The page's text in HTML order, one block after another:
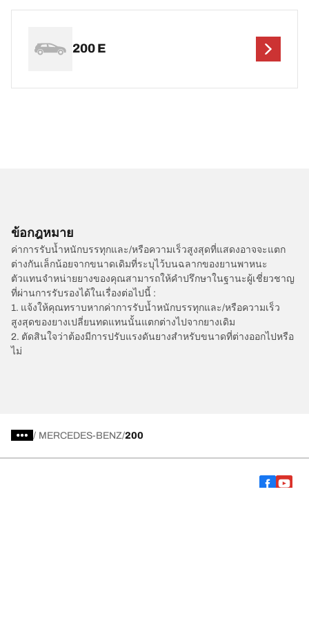
200 E
ข้อกฎหมาย
ค่าการรับน้ำหนักบรรทุกและ/หรือความเร็วสูงสุดที่แสดงอาจจะแตก
ต่างกันเล็กน้อยจากขนาดเดิมที่ระบุไว้บนฉลากของยานพาหนะ
ตัวแทนจำหน่ายยางของคุณสามารถให้คำปรึกษาในฐานะผู้เชี่ยวชาญ
ที่ผ่านการรับรองได้ในเรื่องต่อไปนี้ :
1. แจ้งให้คุณทราบหากค่าการรับน้ำหนักบรรทุกและ/หรือความเร็ว
สูงสุดของยางเปลี่ยนทดแทนนั้นแตกต่างไปจากยางเดิม
2. ตัดสินใจว่าต้องมีการปรับแรงดันยางสำหรับขนาดที่ต่างออกไปหรือ
ไม่
/ MERCEDES-BENZ 200